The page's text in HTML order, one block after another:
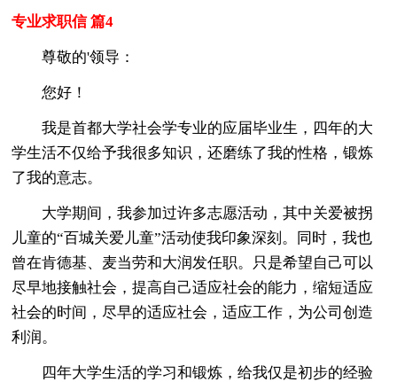
专业求职信 篇4
尊敬的'领导：
您好！
我是首都大学社会学专业的应届毕业生，四年的大
学生活不仅给予我很多知识，还磨练了我的性格，锻炼
了我的意志。
大学期间，我参加过许多志愿活动，其中关爱被拐
儿童的“百城关爱儿童”活动使我印象深刻。同时，我也
曾在肯德基、麦当劳和大润发任职。只是希望自己可以
尽早地接触社会，提高自己适应社会的能力，缩短适应
社会的时间，尽早的适应社会，适应工作，为公司创造
利润。
四年大学生活的学习和锻炼，给我仅是初步的经验